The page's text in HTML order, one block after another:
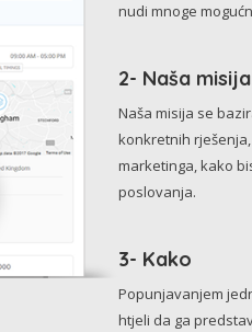
nudi mnoge
2- Naša misija
Naša misija se
konkretnih
marketinga, kako
poslovanja.
3- Kako
Popunjavanjem
htjeli da ga